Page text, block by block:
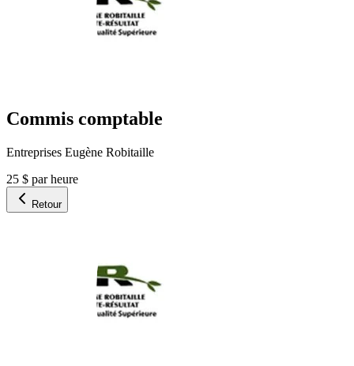
Commis comptable
Entreprises Eugène Robitaille
25 $ par heure
Retour